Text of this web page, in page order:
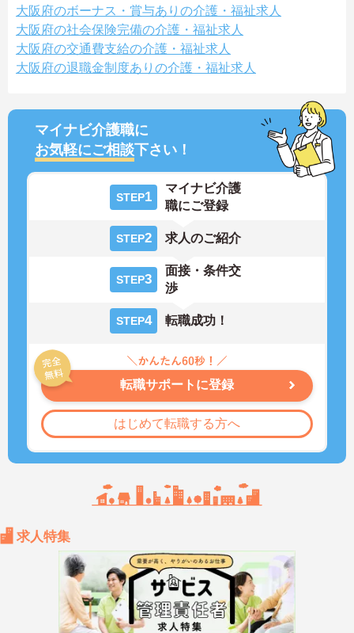
大阪府のボーナス・賞与ありの介護・福祉求人
大阪府の社会保険完備の介護・福祉求人
大阪府の交通費支給の介護・福祉求人
大阪府の退職金制度ありの介護・福祉求人
マイナビ介護職に
お気軽にご相談下さい！
STEP1
マイナビ介護
職にご登録
STEP2 求人のご紹介
STEP3
面接・条件交
渉
STEP4 転職成功！
転職サポートに登録
はじめて転職する方へ
求人特集